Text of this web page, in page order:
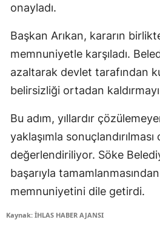
onayladı.
Başkan Arıkan, kararın birlikte
memnuniyetle karşıladı.
azaltarak devlet tarafından
belirsizliği ortadan
Bu adım, yıllardır
yaklaşımla sonuçlandırılması
değerlendiriliyor. Söke
başarıyla
memnuniyetini dile getirdi.
Kaynak: İHLAS HABER AJANSI